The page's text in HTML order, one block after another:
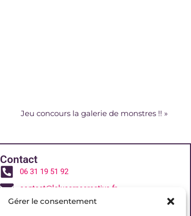
Gérer le consentement
Jeu concours la galerie de monstres !! »
Contact
06 31 19 51 92
contact@lalucarnecreative.fr
77700 Magny le Hongre